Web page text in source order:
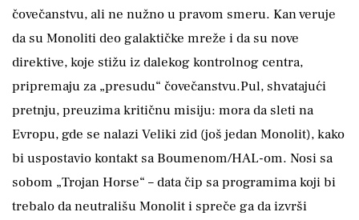
čovečanstvu, ali ne nužno u pravom smeru. Kan veruje
da su Monoliti deo galaktičke mreže i da su nove
direktive, koje stižu iz dalekog kontrolnog centra,
pripremaju za „presudu“ čovečanstvu.Pul, shvatajući
pretnju, preuzima kritičnu misiju: mora da sleti na
Evropu, gde se nalazi Veliki zid (još jedan Monolit), kako
bi uspostavio kontakt sa Boumenom/HAL-om. Nosi sa
sobom „Trojan Horse“ – data čip sa programima koji bi
trebalo da neutrališu Monolit i spreče ga da izvrši